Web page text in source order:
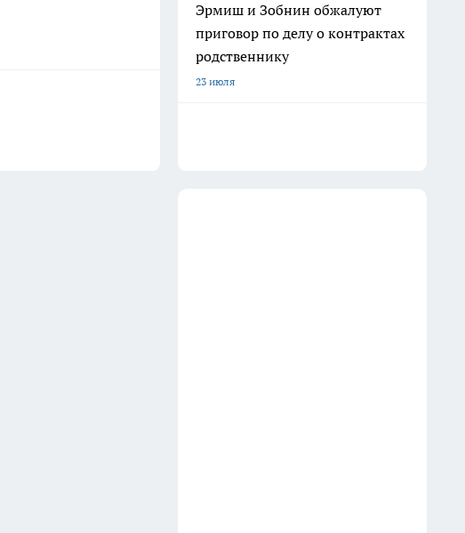
Эрмиш и Зобнин обжалуют
приговор по делу о контрактах
родственнику
23 июля